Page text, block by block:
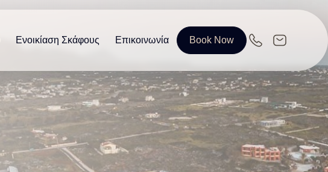
Ενοικίαση Σκάφους Επικοινωνία Book Now
EN